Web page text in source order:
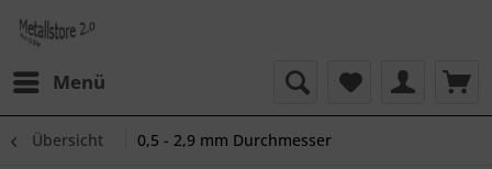
Menü
Übersicht 0,5 - 2,9 mm Durchmesser